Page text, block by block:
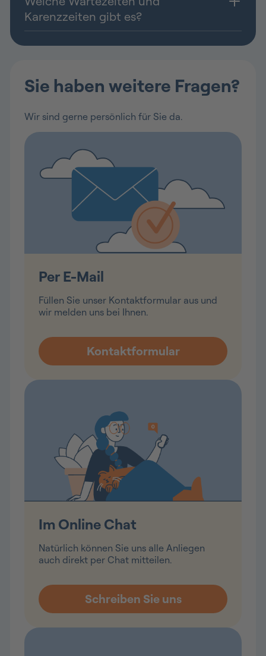
Karenzzeiten gibt es?
Sie haben weitere Fragen?
Wir sind gerne persönlich für Sie da.
Per E-Mail
Füllen Sie unser Kontaktformular aus und
wir melden uns bei Ihnen.
Im Online Chat
Natürlich können Sie uns alle Anliegen
auch direkt per Chat mitteilen.